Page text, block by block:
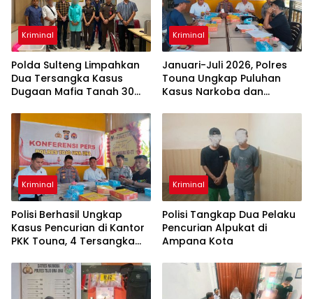
Kriminal
Polda Sulteng Limpahkan
Dua Tersangka Kasus
Dugaan Mafia Tanah 30
Kejaksaan
Kriminal
Januari-Juli 2026, Polres
Touna Ungkap Puluhan
Kasus Narkoba dan
Kriminal
Polisi Berhasil Ungkap
Kasus Pencurian di Kantor
PKK Touna, 4 Tersangka
Kriminal
Polisi Tangkap Dua Pelaku
Pencurian Alpukat di
Ampana Kota